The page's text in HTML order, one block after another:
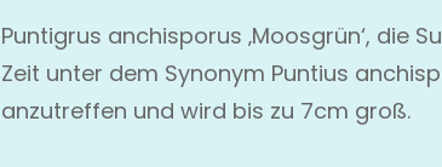
Puntigrus anchisporus ‚Moosgrün‘, die
Zeit unter dem Synonym Puntius
anzutreffen und wird bis zu 7cm groß.